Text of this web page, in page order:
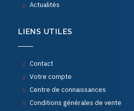
Actualités
LIENS UTILES
Contact
Votre compte
Centre de connaissances
Conditions générales de vente